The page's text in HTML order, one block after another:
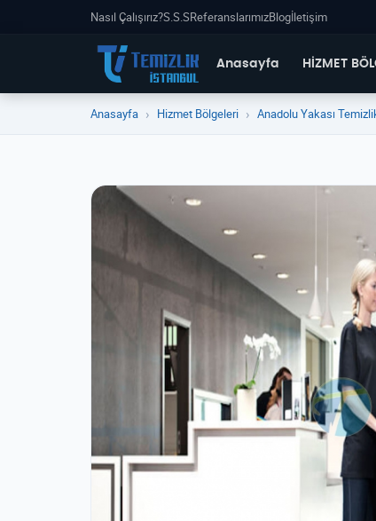
Nasıl Çalışırız?S.S.SReferanslarımızBlogİletişim
Anasayfa HİZMET
Anasayfa Hizmet Bölgeleri Anadolu Yakası